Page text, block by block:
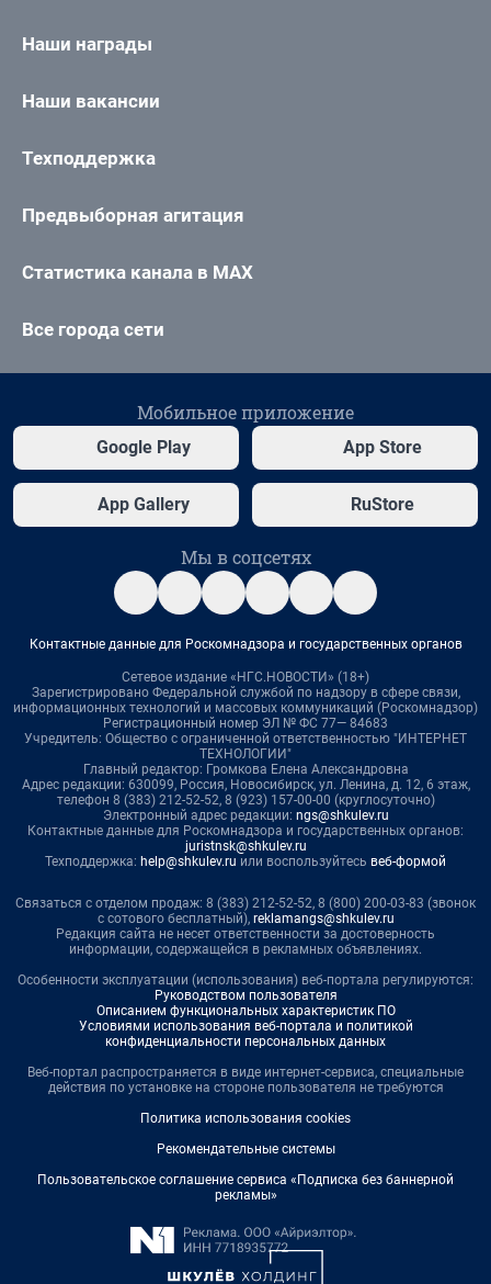
Наши награды
Наши вакансии
Техподдержка
Предвыборная агитация
Статистика канала в MAX
Все города сети
Мобильное приложение
Google Play App Store
App Gallery RuStore
Мы в соцсетях
Контактные данные для Роскомнадзора и государственных органов
Сетевое издание «НГС.НОВОСТИ» (18+)
Зарегистрировано Федеральной службой по надзору в сфере связи,
информационных технологий и массовых коммуникаций (Роскомнадзор)
Регистрационный номер ЭЛ № ФС 77— 84683
Учредитель: Общество с ограниченной ответственностью "ИНТЕРНЕТ
ТЕХНОЛОГИИ"
Главный редактор: Громкова Елена Александровна
Адрес редакции: 630099, Россия, Новосибирск, ул. Ленина, д. 12, 6 этаж,
телефон 8 (383) 212-52-52, 8 (923) 157-00-00 (круглосуточно)
Электронный адрес редакции: ngs@shkulev.ru
Контактные данные для Роскомнадзора и государственных органов:
juristnsk@shkulev.ru
Техподдержка: help@shkulev.ru или воспользуйтесь веб-формой
Связаться с отделом продаж: 8 (383) 212-52-52, 8 (800) 200-03-83 (звонок
с сотового бесплатный), reklamangs@shkulev.ru
Редакция сайта не несет ответственности за достоверность
информации, содержащейся в рекламных объявлениях.
Особенности эксплуатации (использования) веб-портала регулируются:
Руководством пользователя
Описанием функциональных характеристик ПО
Условиями использования веб-портала и политикой
конфиденциальности персональных данных
Веб-портал распространяется в виде интернет-сервиса, специальные
действия по установке на стороне пользователя не требуются
Политика использования cookies
Рекомендательные системы
Пользовательское соглашение сервиса «Подписка без баннерной
рекламы»